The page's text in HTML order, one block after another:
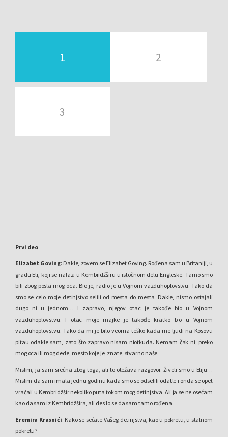
1 2
3
Prvi deo
Elizabet Goving: Dakle, zovem se Elizabet Goving. Rođena sam u Britaniji, u
gradu Eli, koji se nalazi u Kembridžširu u istočnom delu Engleske. Tamo smo
bili zbog posla mog oca. Bio je, radio je u Vojnom vazduhoplovstvu. Tako da
smo se celo moje detinjstvo selili od mesta do mesta. Dakle, nismo ostajali
dugo ni u jednom… I zapravo, njegov otac je takođe bio u Vojnom
vazduhoplovstvu. I otac moje majke je takođe kratko bio u Vojnom
vazduhoplovstvu. Tako da mi je bilo veoma teško kada me ljudi na Kosovu
pitau odakle sam, zato što zapravo nisam niotkuda. Nemam čak ni, preko
mog oca ili mog dede, mesto koje je, znate, stvarno naše.
Mislim, ja sam srećna zbog toga, ali to otežava razgovor. Živeli smo u Eliju…
Mislim da sam imala jednu godinu kada smo se odselili odatle i onda se opet
vraćali u Kembridžšir nekoliko puta tokom mog detinjstva. Ali ja se ne osećam
kao da sam iz Kembridžšira, ali desilo se da sam tamo rođena.
Eremira Krasnići: Kako se sećate Vašeg detinjstva, kao u pokretu, u stalnom
pokretu?